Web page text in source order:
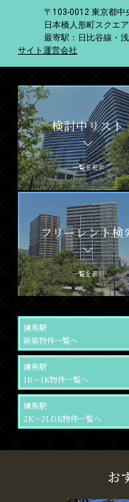
〒103-0012 東京都中
日本橋人形町スクエ
最寄駅：日比谷線・
サイト運営会社
検討中リスト
一覧を表示
フリーレント検
一覧を表示
練馬駅
新築物件一覧へ
練馬駅
1R～1K物件一覧へ
練馬駅
2K～2LDK物件一覧へ
お